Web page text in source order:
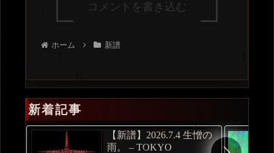
コメントを書き込む
ホーム 新譜
新着記事
【新譜】2026.7.4 生憎の
雨。 – TOKYO